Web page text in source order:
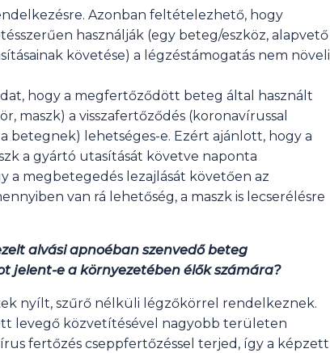
Azonban feltételezhető, hogy
használják (egy beteg/eszköz, alapvető
követése) a légzéstámogatás nem növeli
hogy a megfertőződött beteg által használt
maszk) a visszafertőződés (koronavírussal
betegnek) lehetséges-e. Ezért ajánlott, hogy a
a gyártó utasítását követve naponta
megbetegedés lezajlását követően az
van rá lehetőség, a maszk is lecserélésre
alvási apnoéban szenvedő beteg
jelent-e a környezetében élők számára?
nyílt, szűrő nélküli légzőkörrel rendelkeznek.
levegő közvetítésével nagyobb területen
fertőzés cseppfertőzéssel terjed, így a képzett